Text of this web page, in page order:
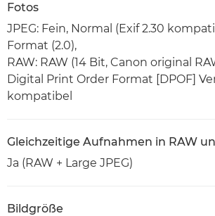
Fotos
JPEG: Fein, Normal (Exif 2.30
Format (2.0),
RAW: RAW (14 Bit, Canon original
Digital Print Order Format [DPOF]
kompatibel
Gleichzeitige Aufnahmen in RAW
Ja (RAW + Large JPEG)
Bildgröße